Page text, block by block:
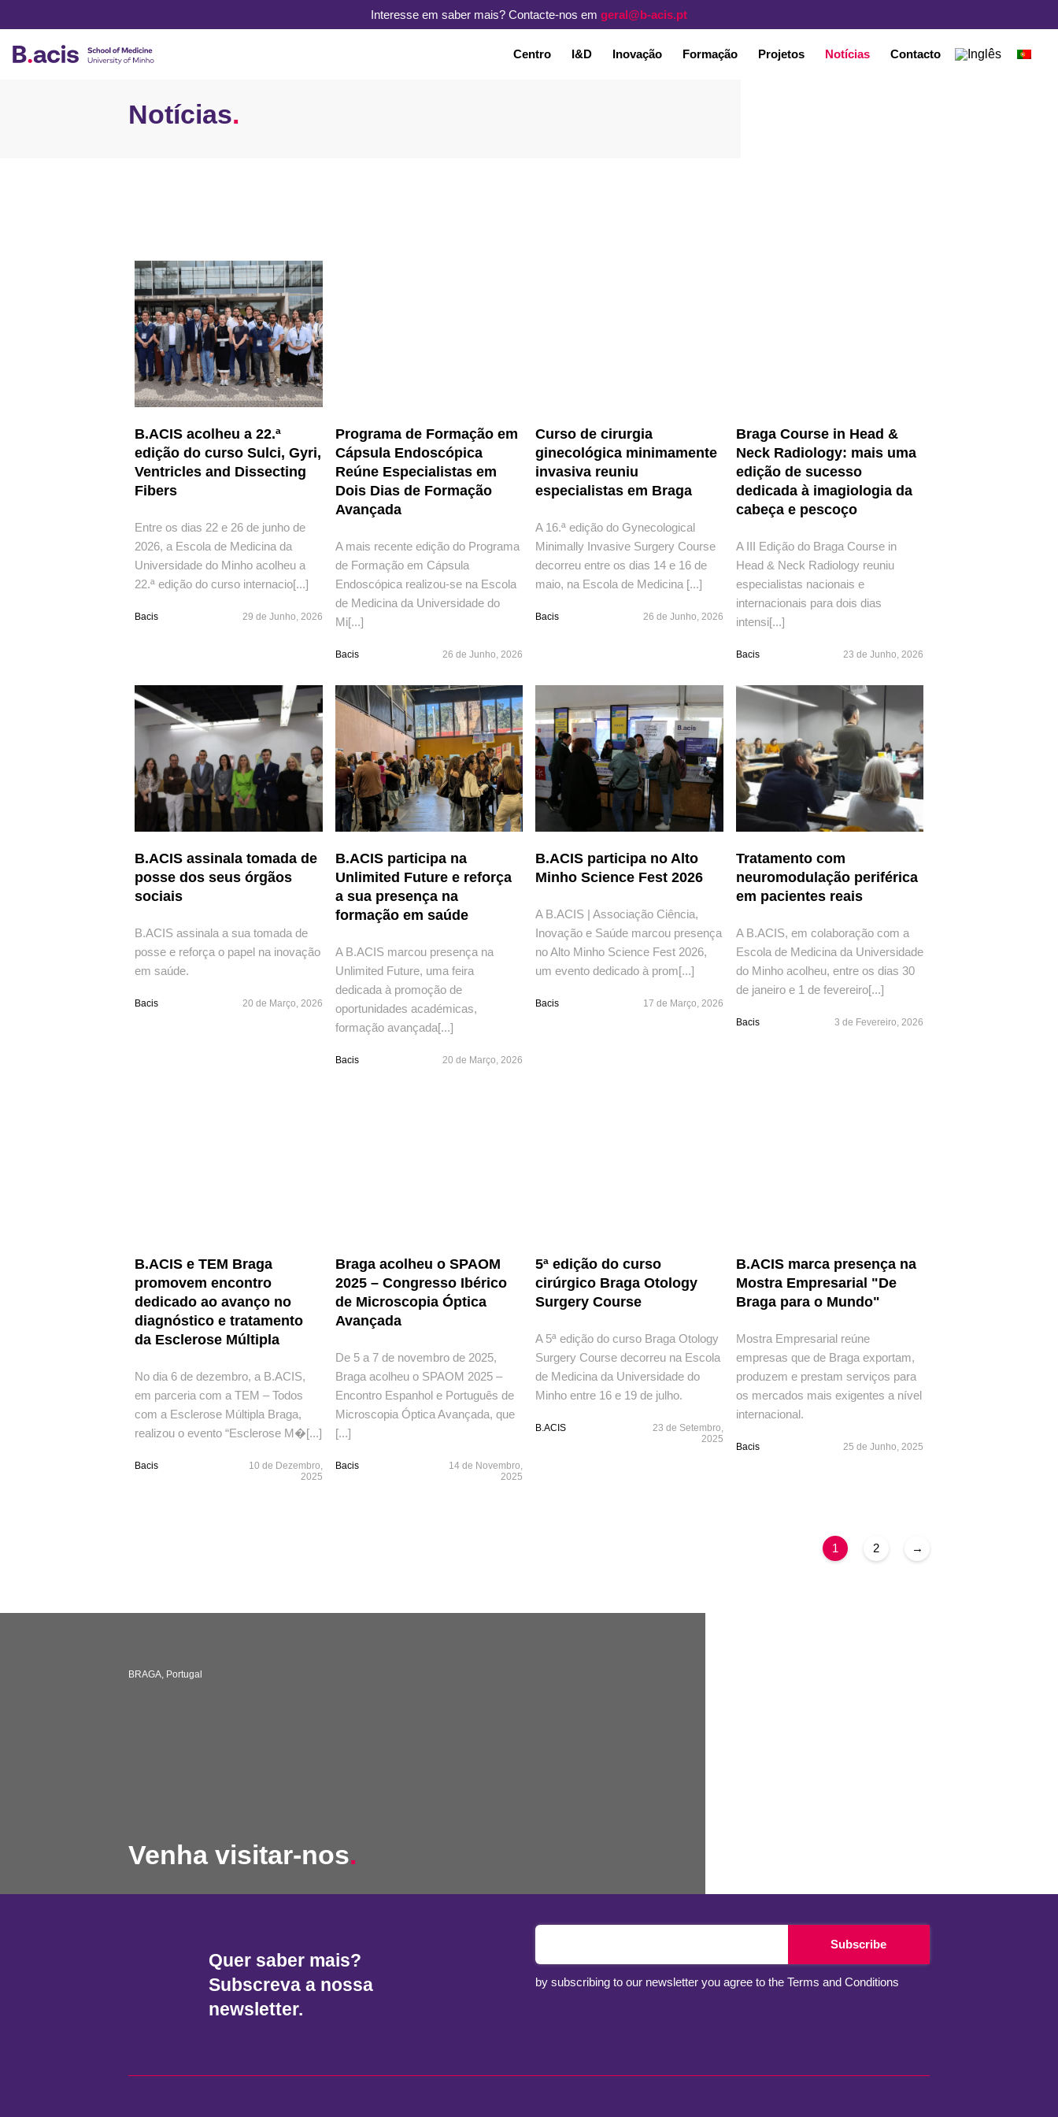
Interesse em saber mais? Contacte-nos em geral@b-acis.pt
Centro I&D Inovação Formação Projetos Notícias Contacto
Notícias.
B.ACIS acolheu a 22.ª
edição do curso Sulci, Gyri,
Ventricles and Dissecting
Fibers
Entre os dias 22 e 26 de junho de
2026, a Escola de Medicina da
Universidade do Minho acolheu a
22.ª edição do curso internacio[...]
Bacis 29 de Junho, 2026
Programa de Formação em
Cápsula Endoscópica
Reúne Especialistas em
Dois Dias de Formação
Avançada
A mais recente edição do Programa
de Formação em Cápsula
Endoscópica realizou-se na Escola
de Medicina da Universidade do
Mi[...]
Bacis 26 de Junho, 2026
Curso de cirurgia
ginecológica minimamente
invasiva reuniu
especialistas em Braga
A 16.ª edição do Gynecological
Minimally Invasive Surgery Course
decorreu entre os dias 14 e 16 de
maio, na Escola de Medicina [...]
Bacis 26 de Junho, 2026
Braga Course in Head &
Neck Radiology: mais uma
edição de sucesso
dedicada à imagiologia da
cabeça e pescoço
A III Edição do Braga Course in
Head & Neck Radiology reuniu
especialistas nacionais e
internacionais para dois dias
intensi[...]
Bacis 23 de Junho, 2026
B.ACIS assinala tomada de
posse dos seus órgãos
sociais
B.ACIS assinala a sua tomada de
posse e reforça o papel na inovação
em saúde.
Bacis 20 de Março, 2026
B.ACIS participa na
Unlimited Future e reforça
a sua presença na
formação em saúde
A B.ACIS marcou presença na
Unlimited Future, uma feira
dedicada à promoção de
oportunidades académicas,
formação avançada[...]
Bacis 20 de Março, 2026
B.ACIS participa no Alto
Minho Science Fest 2026
A B.ACIS | Associação Ciência,
Inovação e Saúde marcou presença
no Alto Minho Science Fest 2026,
um evento dedicado à prom[...]
Bacis 17 de Março, 2026
Tratamento com
neuromodulação periférica
em pacientes reais
A B.ACIS, em colaboração com a
Escola de Medicina da Universidade
do Minho acolheu, entre os dias 30
de janeiro e 1 de fevereiro[...]
Bacis 3 de Fevereiro, 2026
B.ACIS e TEM Braga
promovem encontro
dedicado ao avanço no
diagnóstico e tratamento
da Esclerose Múltipla
No dia 6 de dezembro, a B.ACIS,
em parceria com a TEM – Todos
com a Esclerose Múltipla Braga,
realizou o evento “Esclerose M�[...]
Bacis
10 de Dezembro,
2025
Braga acolheu o SPAOM
2025 – Congresso Ibérico
de Microscopia Óptica
Avançada
De 5 a 7 de novembro de 2025,
Braga acolheu o SPAOM 2025 –
Encontro Espanhol e Português de
Microscopia Óptica Avançada, que
[...]
Bacis
14 de Novembro,
2025
5ª edição do curso
cirúrgico Braga Otology
Surgery Course
A 5ª edição do curso Braga Otology
Surgery Course decorreu na Escola
de Medicina da Universidade do
Minho entre 16 e 19 de julho.
B.ACIS
23 de Setembro,
2025
B.ACIS marca presença na
Mostra Empresarial "De
Braga para o Mundo"
Mostra Empresarial reúne
empresas que de Braga exportam,
produzem e prestam serviços para
os mercados mais exigentes a nível
internacional.
Bacis 25 de Junho, 2025
1 2 →
BRAGA, Portugal
Venha visitar-nos.
Quer saber mais?
Subscreva a nossa
newsletter.
Subscribe
by subscribing to our newsletter you agree to the Terms and Conditions